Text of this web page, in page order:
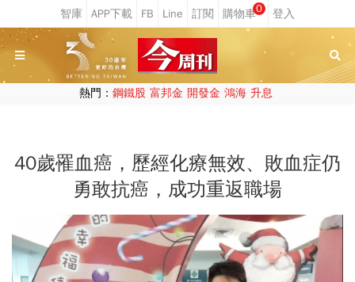
0
熱門： 鋼鐵股 富邦金 開發金 鴻海 升息
40歲罹血癌，歷經化療無效、敗血症仍
勇敢抗癌，成功重返職場